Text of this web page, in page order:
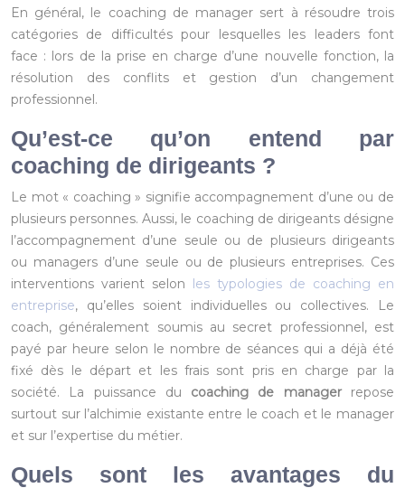
En général, le coaching de manager sert à résoudre trois
catégories de difficultés pour lesquelles les leaders font
face : lors de la prise en charge d’une nouvelle fonction, la
résolution des conflits et gestion d’un changement
professionnel.
Qu’est-ce qu’on entend par
coaching de dirigeants ?
Le mot « coaching » signifie accompagnement d’une ou de
plusieurs personnes. Aussi, le coaching de dirigeants désigne
l’accompagnement d’une seule ou de plusieurs dirigeants
ou managers d’une seule ou de plusieurs entreprises. Ces
interventions varient selon les typologies de coaching en
entreprise, qu’elles soient individuelles ou collectives. Le
coach, généralement soumis au secret professionnel, est
payé par heure selon le nombre de séances qui a déjà été
fixé dès le départ et les frais sont pris en charge par la
société. La puissance du coaching de managerrepose
surtout sur l’alchimie existante entre le coach et le manager
et sur l’expertise du métier.
Quels sont les avantages du